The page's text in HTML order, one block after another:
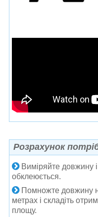
Розрахунок
Виміряйте довжину
обклеюється.
Помножте довжину
метрах і складіть
площу.